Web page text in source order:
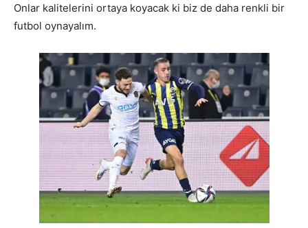
Onlar kalitelerini ortaya koyacak ki biz de daha renkli bir
futbol oynayalım.